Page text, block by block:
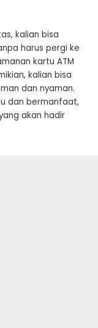
kalian bisa
harus pergi ke
kartu ATM
kalian bisa
dan nyaman.
dan bermanfaat,
akan hadir